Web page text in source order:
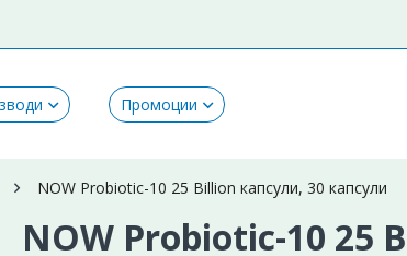
Промоции
NOW Probiotic-10 25 Billion капсули, 30 капсули
NOW Probiotic-10 25